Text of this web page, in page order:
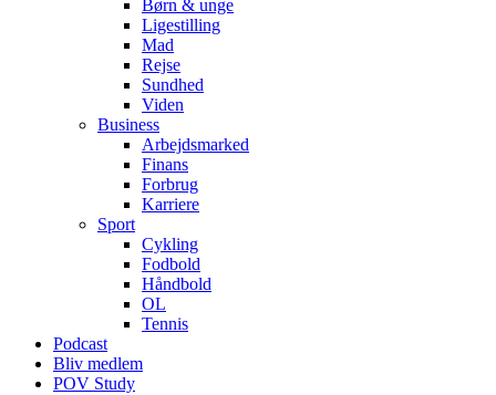
Børn & unge
Ligestilling
Mad
Rejse
Sundhed
Viden
Business
Arbejdsmarked
Finans
Forbrug
Karriere
Sport
Cykling
Fodbold
Håndbold
OL
Tennis
Podcast
Bliv medlem
POV Study